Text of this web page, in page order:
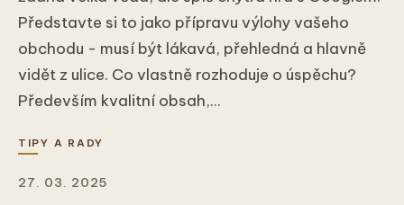
Představte si to jako přípravu výlohy vašeho
obchodu - musí být lákavá, přehledná a hlavně
vidět z ulice. Co vlastně rozhoduje o úspěchu?
Především kvalitní obsah,...
TIPY A RADY
27. 03. 2025